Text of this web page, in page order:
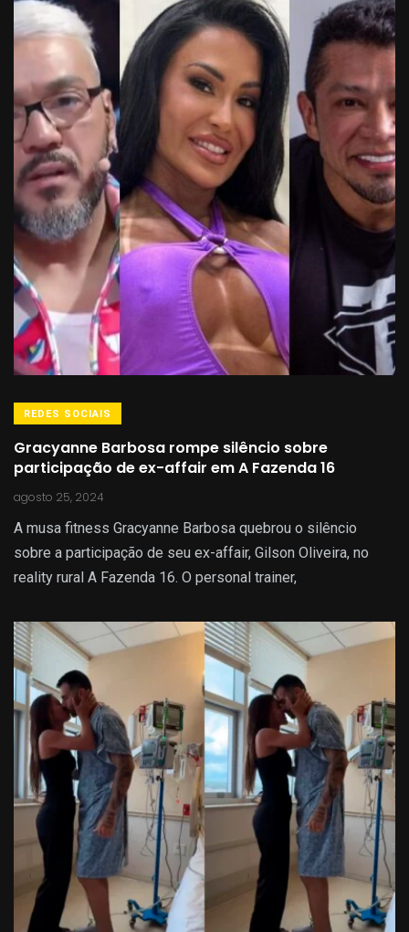
REDES SOCIAIS
Gracyanne Barbosa rompe silêncio sobre
participação de ex-affair em A Fazenda 16
agosto 25, 2024
A musa fitness Gracyanne Barbosa quebrou o silêncio
sobre a participação de seu ex-affair, Gilson Oliveira, no
reality rural A Fazenda 16. O personal trainer,